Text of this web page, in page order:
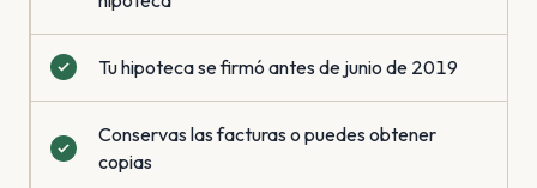
Tu hipoteca se firmó antes de junio de 2019
Conservas las facturas o puedes obtener
copias